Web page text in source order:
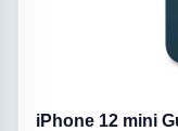
iPhone 12 mini